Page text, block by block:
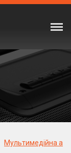
Мультимедійна